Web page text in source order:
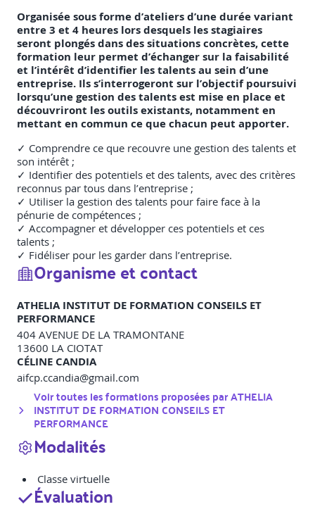
Organisée sous forme d’ateliers d’une durée variant
entre 3 et 4 heures lors desquels les stagiaires
seront plongés dans des situations concrètes, cette
formation leur permet d’échanger sur la faisabilité
et l’intérêt d’identifier les talents au sein d’une
entreprise. Ils s’interrogeront sur l’objectif poursuivi
lorsqu’une gestion des talents est mise en place et
découvriront les outils existants, notamment en
mettant en commun ce que chacun peut apporter.
✓ Comprendre ce que recouvre une gestion des talents et
son intérêt ;
✓ Identifier des potentiels et des talents, avec des critères
reconnus par tous dans l’entreprise ;
✓ Utiliser la gestion des talents pour faire face à la
pénurie de compétences ;
✓ Accompagner et développer ces potentiels et ces
talents ;
✓ Fidéliser pour les garder dans l’entreprise.
Organisme et contact
ATHELIA INSTITUT DE FORMATION CONSEILS ET
PERFORMANCE
404 AVENUE DE LA TRAMONTANE
13600 LA CIOTAT
CÉLINE CANDIA
aifcp.ccandia@gmail.com
Voir toutes les formations proposées parATHELIA
INSTITUT DE FORMATION CONSEILS ET
PERFORMANCE
Modalités
Classe virtuelle
Évaluation